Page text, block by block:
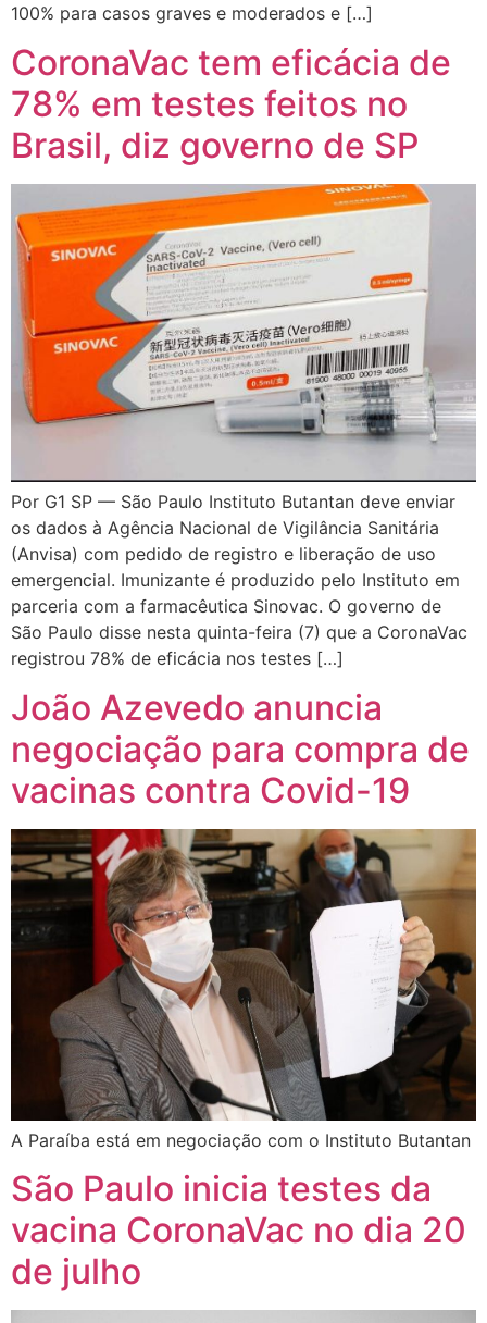
100% para casos graves e moderados e […]
CoronaVac tem eficácia de
78% em testes feitos no
Brasil, diz governo de SP
Por G1 SP — São Paulo Instituto Butantan deve enviar
os dados à Agência Nacional de Vigilância Sanitária
(Anvisa) com pedido de registro e liberação de uso
emergencial. Imunizante é produzido pelo Instituto em
parceria com a farmacêutica Sinovac. O governo de
São Paulo disse nesta quinta-feira (7) que a CoronaVac
registrou 78% de eficácia nos testes […]
João Azevedo anuncia
negociação para compra de
vacinas contra Covid-19
A Paraíba está em negociação com o Instituto Butantan
São Paulo inicia testes da
vacina CoronaVac no dia 20
de julho